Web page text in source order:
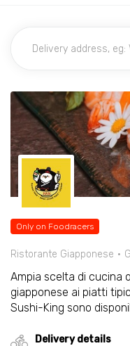
Only on Foodracers
Ristorante Giapponese
Ampia scelta di cucina
giapponese ai piatti
Sushi-King sono
Delivery details